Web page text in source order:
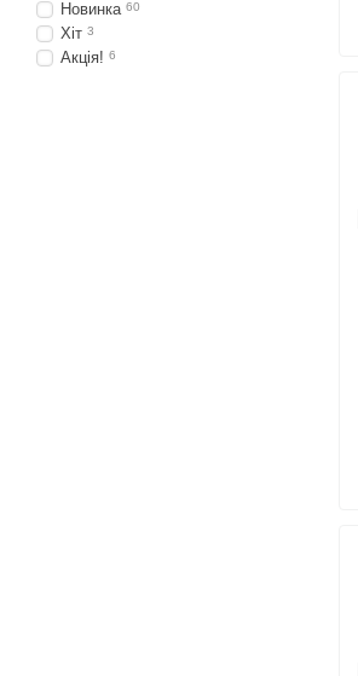
Новинка 60
Хіт 3
Акція! 6